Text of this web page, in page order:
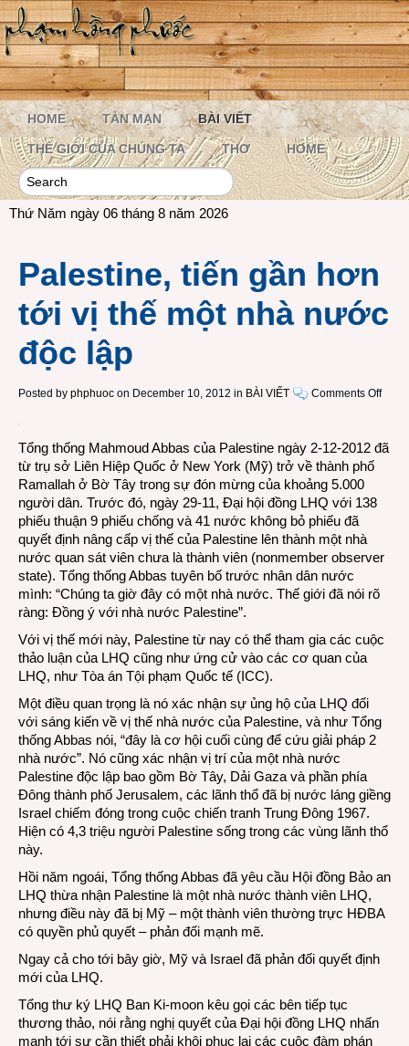
HOME TẢN MẠN BÀI VIẾT
THẾ GIỚI CỦA CHÚNG TA THƠ HOME
Thứ Năm ngày 06 tháng 8 năm 2026
Palestine, tiến gần hơn
tới vị thế một nhà nước
độc lập
Posted by phphuoc on December 10, 2012 in BÀI VIẾT Comments Offon
gần
nhà
Tổng thống Mahmoud Abbas của Palestine ngày 2-12-2012 đã
từ trụ sở Liên Hiệp Quốc ở New York (Mỹ) trở về thành phố
Ramallah ở Bờ Tây trong sự đón mừng của khoảng 5.000
người dân. Trước đó, ngày 29-11, Đại hội đồng LHQ với 138
phiếu thuận 9 phiếu chống và 41 nước không bỏ phiếu đã
quyết định nâng cấp vị thế của Palestine lên thành một nhà
nước quan sát viên chưa là thành viên (nonmember observer
state). Tổng thống Abbas tuyên bố trước nhân dân nước
mình: “Chúng ta giờ đây có một nhà nước. Thế giới đã nói rõ
ràng: Đồng ý với nhà nước Palestine”.
Với vị thế mới này, Palestine từ nay có thể tham gia các cuộc
thảo luận của LHQ cũng như ứng cử vào các cơ quan của
LHQ, như Tòa án Tội phạm Quốc tế (ICC).
Một điều quan trọng là nó xác nhận sự ủng hộ của LHQ đối
với sáng kiến về vị thế nhà nước của Palestine, và như Tổng
thống Abbas nói, “đây là cơ hội cuối cùng để cứu giải pháp 2
nhà nước”. Nó cũng xác nhận vị trí của một nhà nước
Palestine độc lập bao gồm Bờ Tây, Dải Gaza và phần phía
Đông thành phố Jerusalem, các lãnh thổ đã bị nước láng giềng
Israel chiếm đóng trong cuộc chiến tranh Trung Đông 1967.
Hiện có 4,3 triệu người Palestine sống trong các vùng lãnh thổ
này.
Hồi năm ngoái, Tổng thống Abbas đã yêu cầu Hội đồng Bảo an
LHQ thừa nhận Palestine là một nhà nước thành viên LHQ,
nhưng điều này đã bị Mỹ – một thành viên thường trực HĐBA
có quyền phủ quyết – phản đối mạnh mẽ.
Ngay cả cho tới bây giờ, Mỹ và Israel đã phản đối quyết định
mới của LHQ.
Tổng thư ký LHQ Ban Ki-moon kêu gọi các bên tiếp tục
thương thảo, nói rằng nghị quyết của Đại hội đồng LHQ nhấn
mạnh tới sự cần thiết phải khôi phục lại các cuộc đàm phán